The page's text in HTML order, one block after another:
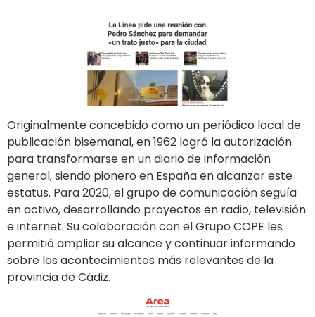
Originalmente concebido como un periódico local de
publicación bisemanal, en 1962 logró la autorización
para transformarse en un diario de información
general, siendo pionero en España en alcanzar este
estatus. Para 2020, el grupo de comunicación seguía
en activo, desarrollando proyectos en radio, televisión
e internet. Su colaboración con el Grupo COPE les
permitió ampliar su alcance y continuar informando
sobre los acontecimientos más relevantes de la
provincia de Cádiz.